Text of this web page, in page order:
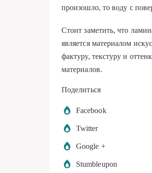
произошло, то воду с
Стоит заметить, что
является материалом
фактуру, текстуру и
материалов.
Поделиться
Facebook
Twitter
Google +
Stumbleupon